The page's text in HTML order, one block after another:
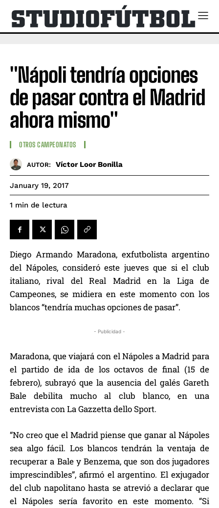
"Nápoli tendría opciones
de pasar contra el Madrid
ahora mismo"
OTROS CAMPEONATOS
AUTOR: Víctor Loor Bonilla
January 19, 2017
1 min de lectura
Diego Armando Maradona, exfutbolista argentino
del Nápoles, consideró este jueves que si el club
italiano, rival del Real Madrid en la Liga de
Campeones, se midiera en este momento con los
blancos “tendría muchas opciones de pasar”.
- Publicidad -
Maradona, que viajará con el Nápoles a Madrid para
el partido de ida de los octavos de final (15 de
febrero), subrayó que la ausencia del galés Gareth
Bale debilita mucho al club blanco, en una
entrevista con La Gazzetta dello Sport.
“No creo que el Madrid piense que ganar al Nápoles
sea algo fácil. Los blancos tendrán la ventaja de
recuperar a Bale y Benzema, que son dos jugadores
imprescindibles”, afirmó el argentino. El exjugador
del club napolitano hasta se atrevió a declarar que
el Nápoles sería favorito en este momento. “Si